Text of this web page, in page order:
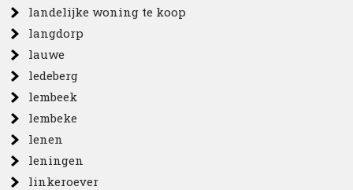
landelijke woning te koop
langdorp
lauwe
ledeberg
lembeek
lembeke
lenen
leningen
linkeroever